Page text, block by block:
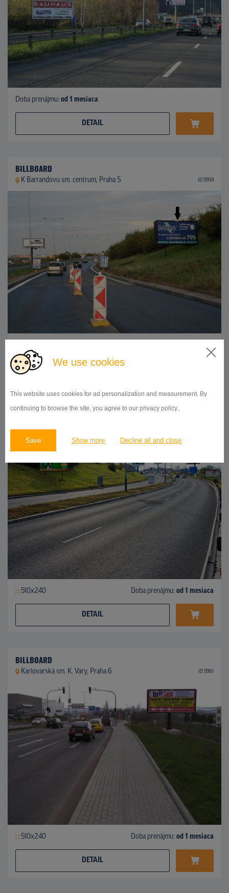
We use cookies
This website uses cookies for ad personalization and measurement. By
continuing to browse the site, you agree to our privacy policy..
Save Show more Decline all and close
Doba prenájmu: od 1 mesiaca
DETAIL
BILLBOARD
K Barrandovu sm. centrum, Praha 5 ID 9959
od 1 mesiaca
BILLBOARD
510x240 Doba prenájmu: od 1 mesiaca
DETAIL
BILLBOARD
Karlovarská sm. K. Vary, Praha 6 ID 9961
510x240 Doba prenájmu: od 1 mesiaca
DETAIL